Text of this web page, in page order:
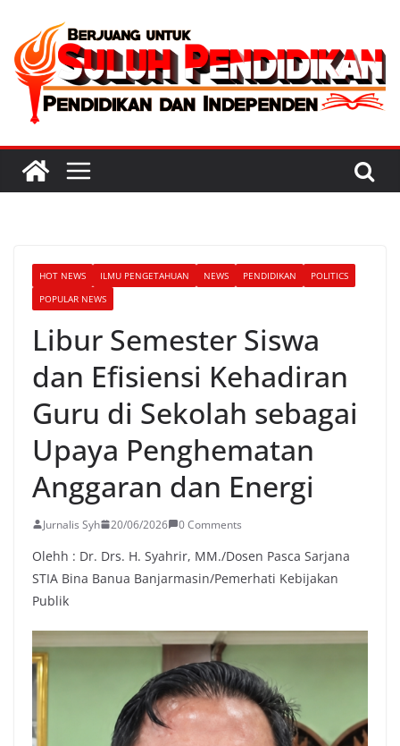
content
HOT NEWS ILMU PENGETAHUAN NEWS PENDIDIKAN
POLITICS
POPULAR NEWS
Libur Semester Siswa
dan Efisiensi Kehadiran
Guru di Sekolah sebagai
Upaya Penghematan
Anggaran dan Energi
Jurnalis Syh 20/06/2026 0 Comments
Olehh : Dr. Drs. H. Syahrir, MM./Dosen Pasca Sarjana
STIA Bina Banua Banjarmasin/Pemerhati Kebijakan
Publik